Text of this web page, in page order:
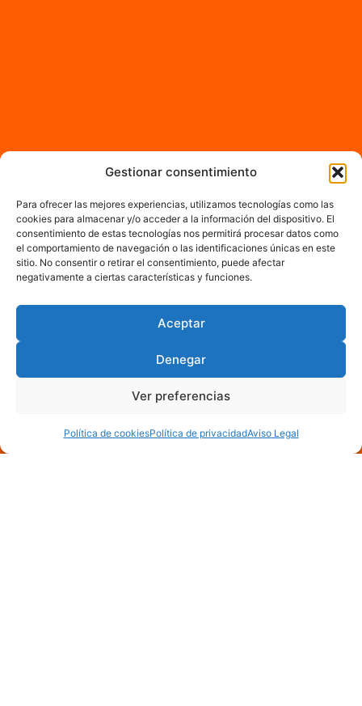
Gestionar consentimiento
Para ofrecer las mejores experiencias, utilizamos tecnologías como las
cookies para almacenar y/o acceder a la información del dispositivo. El
consentimiento de estas tecnologías nos permitirá procesar datos como
el comportamiento de navegación o las identificaciones únicas en este
sitio. No consentir o retirar el consentimiento, puede afectar
negativamente a ciertas características y funciones.
Aceptar
Denegar
Ver preferencias
Política de cookiesPolítica de privacidadAviso Legal